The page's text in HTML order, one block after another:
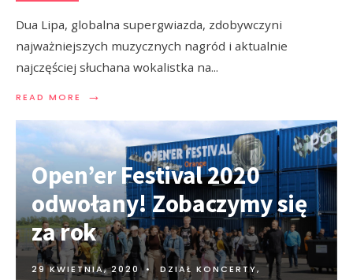
Dua Lipa, globalna supergwiazda, zdobywczyni
najważniejszych muzycznych nagród i aktualnie
najczęściej słuchana wokalistka na...
READ MORE →
Open’er Festival 2020
odwołany! Zobaczymy się
za rok
29 KWIETNIA, 2020 • DZIAŁ KONCERTY,